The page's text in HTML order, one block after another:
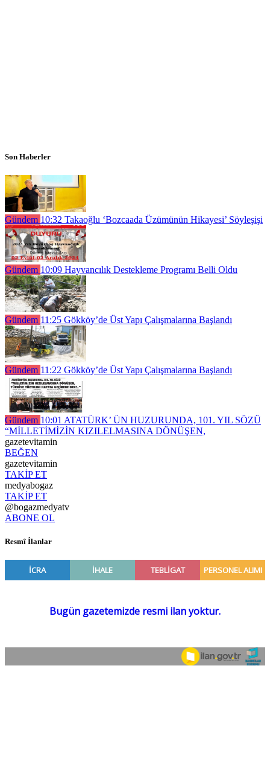
Son Haberler
Gündem 10:32 Takaoğlu ‘Bozcaada Üzümünün Hikayesi’ Söyleşişi
Gündem 10:09 Hayvancılık Destekleme Programı Belli Oldu
Gündem 11:25 Gökköy’de Üst Yapı Çalışmalarına Başlandı
Gündem 11:22 Gökköy’de Üst Yapı Çalışmalarına Başlandı
Gündem 10:01 ATATÜRK’ ÜN HUZURUNDA, 101. YIL SÖZÜ
“MİLLETİMİZİN KIZILELMASINA DÖNÜŞEN,
gazetevitamin
BEĞEN
gazetevitamin
TAKİP ET
medyabogaz
TAKİP ET
@bogazmedyatv
ABONE OL
Resmî İlanlar